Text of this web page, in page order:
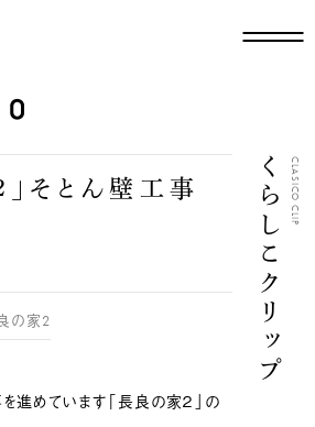
くらしこクリップCLASICO CLIP
」そとん壁工事
の家2
進めています「長良の家２」の